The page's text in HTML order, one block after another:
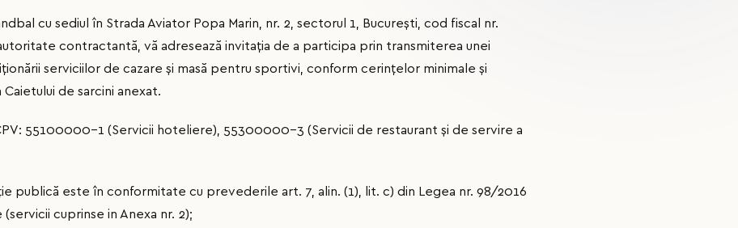
cu sediul în Strada Aviator Popa Marin, nr. 2, sectorul 1, București, cod fiscal nr.
contractantă, vă adresează invitaţia de a participa prin transmiterea unei
serviciilor de cazare și masă pentru sportivi, conform cerințelor minimale și
de sarcini anexat.
55100000-1 (Servicii hoteliere), 55300000-3 (Servicii de restaurant şi de servire a
publică este în conformitate cu prevederile art. 7, alin. (1), lit. c) din Legea nr. 98/2016
cuprinse in Anexa nr. 2);